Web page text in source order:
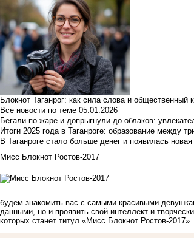
Блокнот Таганрог: как сила слова и
Все новости по теме 05.01.2026
Бегали по жаре и допрыгнули до облаков:
Итоги 2025 года в Таганроге: образование между
В Таганроге стало больше денег и появилась
Мисс Блокнот Ростов-2017
будем знакомить вас с самыми красивыми
данными, но и проявить свой интеллект и
которых станет титул «Мисс Блокнот Ростов-2017».